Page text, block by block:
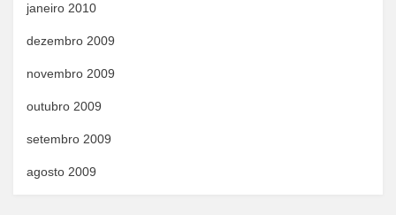
janeiro 2010
dezembro 2009
novembro 2009
outubro 2009
setembro 2009
agosto 2009